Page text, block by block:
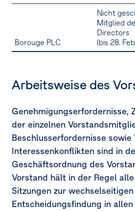
Borouge PLC
Nicht
Mitglied
Directors
(bis 28.
Arbeitsweise des
Genehmigungserfordernisse,
der einzelnen
Beschlusserfordernisse sowie
Interessenkonflikten sind in
Geschäftsordnung des
Vorstand hält in der Regel
Sitzungen zur
Entscheidungsfindung in